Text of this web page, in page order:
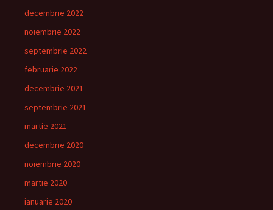
decembrie 2022
noiembrie 2022
septembrie 2022
februarie 2022
decembrie 2021
septembrie 2021
martie 2021
decembrie 2020
noiembrie 2020
martie 2020
ianuarie 2020